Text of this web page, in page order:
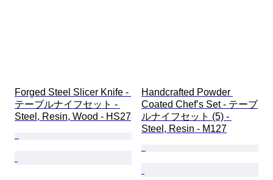
Forged Steel Slicer Knife -
テーブルナイフセット -
Steel, Resin, Wood - HS27
Handcrafted Powder
Coated Chef’s Set - テーブ
ルナイフセット (5) -
Steel, Resin - M127